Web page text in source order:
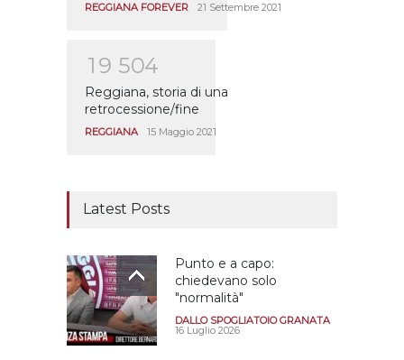
REGGIANA FOREVER 21 Settembre 2021
1 9 504
Reggiana, storia di una
retrocessione/fine
REGGIANA 15 Maggio 2021
Latest Posts
Punto e a capo:
chiedevano solo
"normalità"
DALLO SPOGLIATOIO GRANATA
16 Luglio 2026